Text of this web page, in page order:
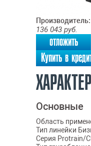
Производитель:
136 043 руб.
отложить
Купить в
Основные
Область
Тип линейки
Серия Protrain/